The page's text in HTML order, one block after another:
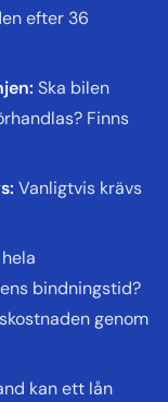
efter 36
Ska bilen
Finns
Vanligtvis krävs
bindningstid?
genom
kan ett lån